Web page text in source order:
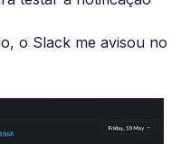
o Slack me avisou no